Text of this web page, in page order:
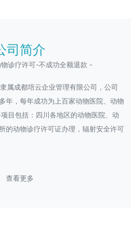
司简介
诊疗许可-不成功全额退款 -
属成都培云企业管理有限公司，公司
年，每年成功为上百家动物医院、动物
目包括：四川各地区的动物医院、动
的动物诊疗许可证办理，辐射安全许可
查看更多